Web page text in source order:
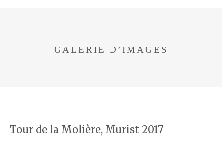
GALERIE D’IMAGES
Tour de la Molière, Murist 2017